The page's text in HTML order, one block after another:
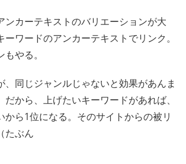
ンカーテキストのバリエーションが大
ワードのアンカーテキストでリンク。
やる。
、同じジャンルじゃないと効果があんま
だから、上げたいキーワードがあれば、
から1位になる。そのサイトからの被リ
たぶん